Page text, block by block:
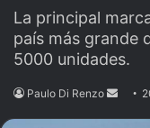
La principal
país más grande
5000 unidades.
Paulo Di Renzo
Send